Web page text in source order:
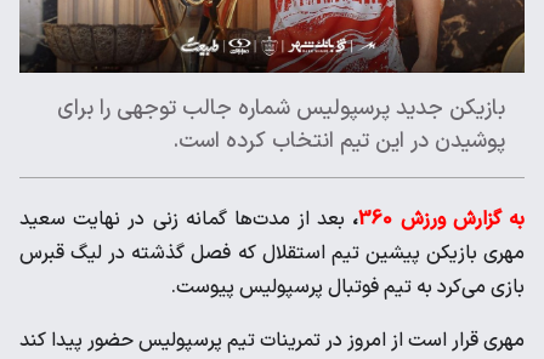
بازیکن جدید پرسپولیس شماره جالب توجهی را برای
پوشیدن در این تیم انتخاب کرده است.
به گزارش ورزش 360 ، بعد از مدت‌ها گمانه زنی در نهایت سعید
مهری بازیکن پیشین تیم استقلال که فصل گذشته در لیگ قبرس
بازی می‌کرد به تیم فوتبال پرسپولیس پیوست.
مهری قرار است از امروز در تمرینات تیم پرسپولیس حضور پیدا کند